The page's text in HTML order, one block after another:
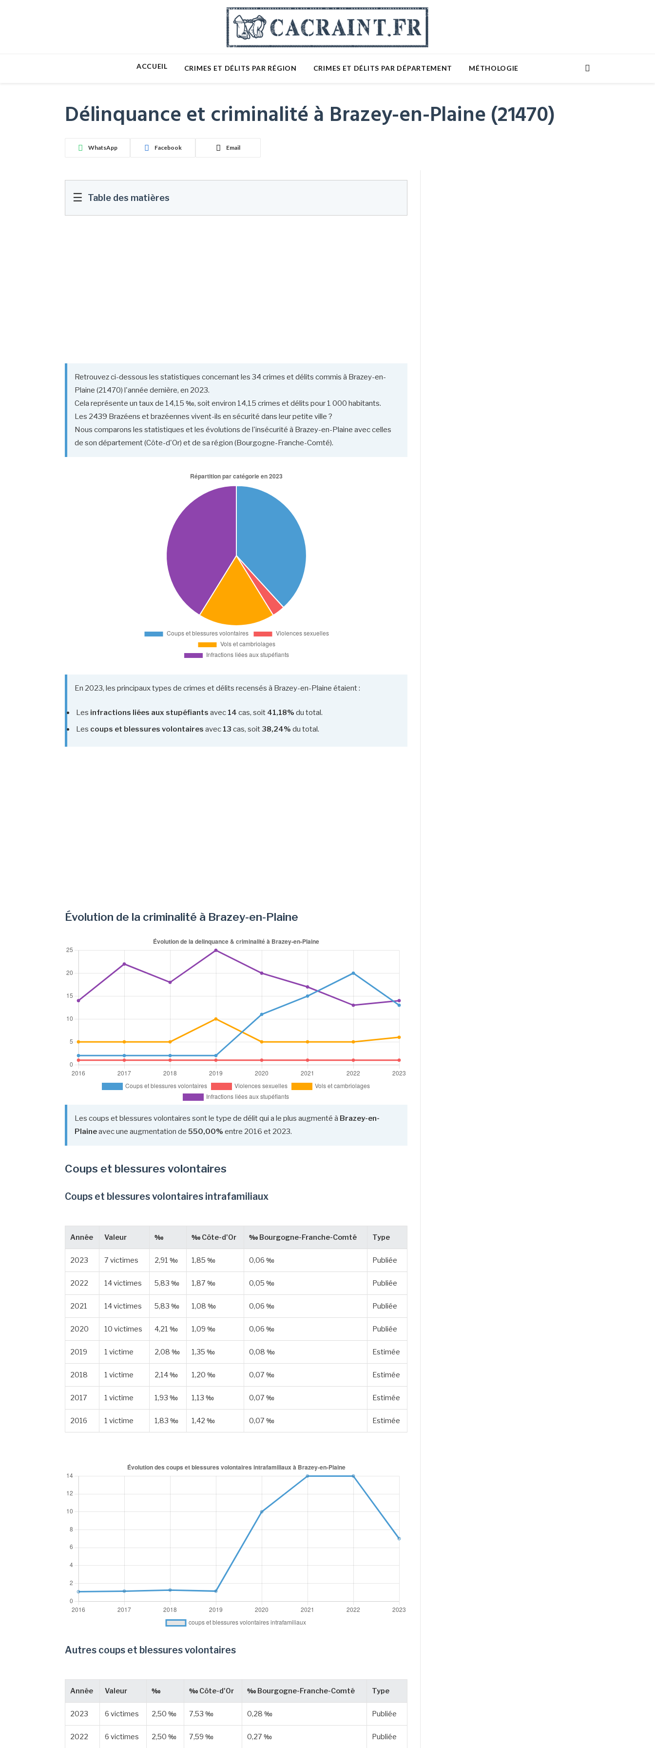
ACCUEIL CRIMES ET DÉLITS PAR RÉGION CRIMES ET DÉLITS PAR DÉPARTEMENT MÉTHOLOGIE
Délinquance et criminalité à Brazey-en-Plaine (21470)
WhatsApp Facebook Email
☰ Table des matières
Retrouvez ci-dessous les statistiques concernant les 34 crimes et délits commis à Brazey-en-
Plaine (21470) l'année dernière, en 2023.
Cela représente un taux de 14,15 ‰, soit environ 14,15 crimes et délits pour 1 000 habitants.
Les 2439 Brazéens et brazéennes vivent-ils en sécurité dans leur petite ville ?
Nous comparons les statistiques et les évolutions de l'insécurité à Brazey-en-Plaine avec celles
de son département (Côte-d'Or) et de sa région (Bourgogne-Franche-Comté).
En 2023, les principaux types de crimes et délits recensés à Brazey-en-Plaine étaient :
Les infractions liées aux stupéfiants avec 14 cas, soit 41,18% du total.
Les coups et blessures volontaires avec 13 cas, soit38,24% du total.
Évolution de la criminalité à Brazey-en-Plaine
Les coups et blessures volontaires sont le type de délit qui a le plus augmenté à Brazey-en-
Plaineavec une augmentation de 550,00% entre 2016 et 2023.
Coups et blessures volontaires
Coups et blessures volontaires intrafamiliaux
Année Valeur ‰ ‰ Côte-d'Or ‰ Bourgogne-Franche-Comté Type
2023 7 victimes 2,91 ‰ 1,85 ‰ 0,06 ‰ Publiée
2022 14 victimes 5,83 ‰ 1,87 ‰ 0,05 ‰ Publiée
2021 14 victimes 5,83 ‰ 1,08 ‰ 0,06 ‰ Publiée
2020 10 victimes 4,21 ‰ 1,09 ‰ 0,06 ‰ Publiée
2019 1 victime 2,08 ‰ 1,35 ‰ 0,08 ‰ Estimée
2018 1 victime 2,14 ‰ 1,20 ‰ 0,07 ‰ Estimée
2017 1 victime 1,93 ‰ 1,13 ‰ 0,07 ‰ Estimée
2016 1 victime 1,83 ‰ 1,42 ‰ 0,07 ‰ Estimée
Autres coups et blessures volontaires
Année Valeur ‰ ‰ Côte-d'Or ‰ Bourgogne-Franche-Comté Type
2023 6 victimes 2,50 ‰ 7,53 ‰ 0,28 ‰ Publiée
2022 6 victimes 2,50 ‰ 7,59 ‰ 0,27 ‰ Publiée